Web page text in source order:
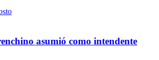
asumió como intendente